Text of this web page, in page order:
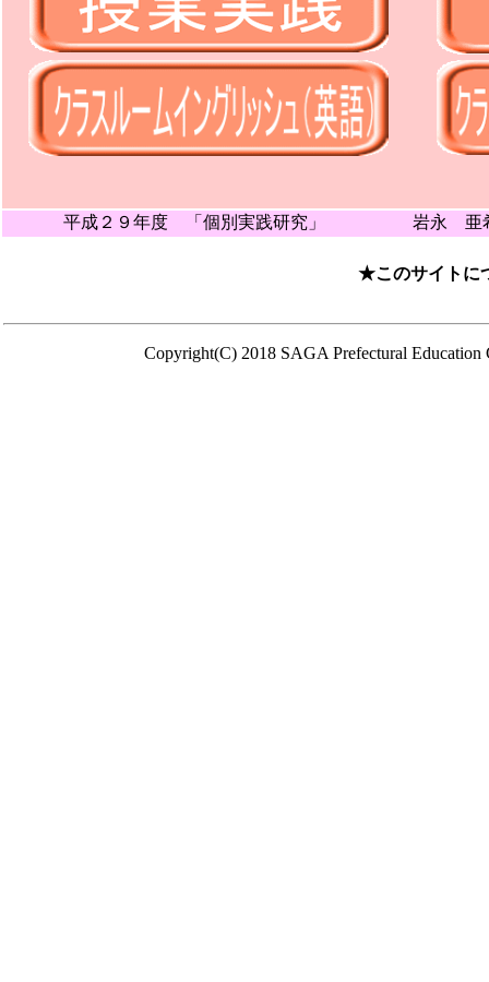
平成２９年度 「個別実践研究」 岩永 亜希
★このサイトに
Copyright(C) 2018 SAGA Prefectural Education